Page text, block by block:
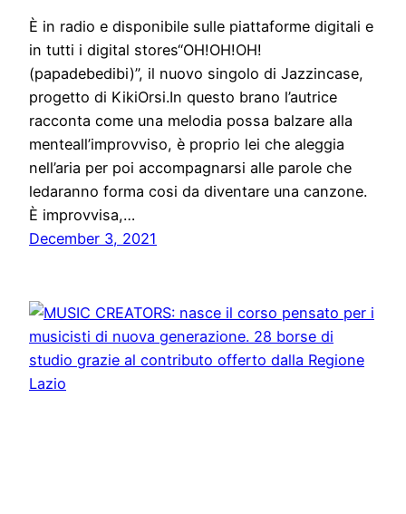
È in radio e disponibile sulle piattaforme digitali e
in tutti i digital stores“OH!OH!OH!
(papadebedibi)”, il nuovo singolo di Jazzincase,
progetto di KikiOrsi.In questo brano l’autrice
racconta come una melodia possa balzare alla
menteall’improvviso, è proprio lei che aleggia
nell’aria per poi accompagnarsi alle parole che
ledaranno forma cosi da diventare una canzone.
È improvvisa,…
December 3, 2021